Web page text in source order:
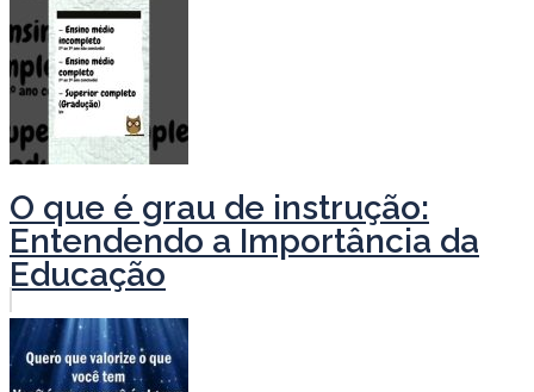
O que é grau de instrução:
Entendendo a Importância da
Educação